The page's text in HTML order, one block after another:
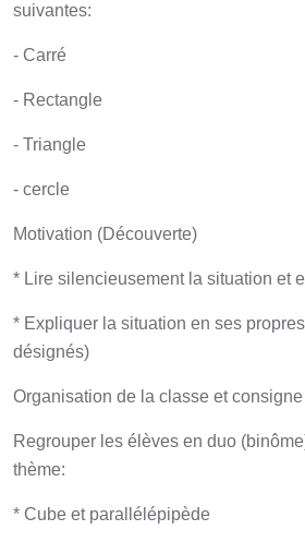
suivantes:
- Carré
- Rectangle
- Triangle
- cercle
Motivation (Découverte)
* Lire silencieusement la situation et
* Expliquer la situation en ses
désignés)
Organisation de la classe et consigne
Regrouper les élèves en duo
thème:
* Cube et parallélépipède